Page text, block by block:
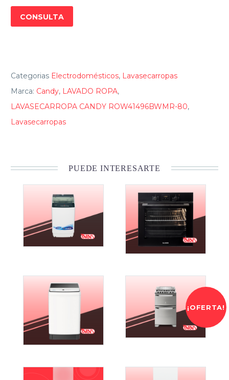
CONSULTA
Categorias Electrodomésticos, Lavasecarropas
Marca: Candy, LAVADO ROPA,
LAVASECARROPA CANDY ROW41496BWMR-80,
Lavasecarropas
PUEDE INTERESARTE
¡OFERTA!